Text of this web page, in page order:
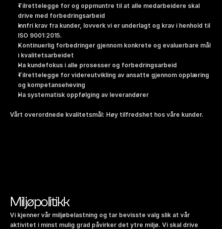
Tilrettelegge for og oppmuntre til at alle medarbeidere skal
drive med forbedringsarbeid
Innfri krav fra kunder, lovverk vi er underlagt og krav i henhold til
ISO 9001:2015.
Kontinuerlig forbedringer gjennom konkrete og evaluerbare mål
i kvalitetsarbeidet
Ha kundefokus i alle prosesser og forbedringsarbeid
Tilrettelegge for videreutvikling av ansatte gjennom opplæring
og kompetanseheving
Ha systematisk oppfølging av leverandører
Vårt overordnede kvalitetsmål: Høy tilfredshet hos våre kunder.
Miljøpolitikk
Vi kjenner vår miljøbelastning og tar bevisste valg slik at vår
aktivitet i minst mulig grad påvirker det ytre miljø. Vi skal drive